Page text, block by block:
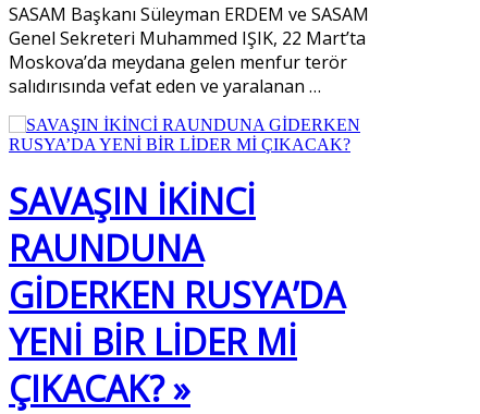
SASAM Başkanı Süleyman ERDEM ve SASAM
Genel Sekreteri Muhammed IŞIK, 22 Mart’ta
Moskova’da meydana gelen menfur terör
salıdırısında vefat eden ve yaralanan …
SAVAŞIN İKİNCİ
RAUNDUNA
GİDERKEN RUSYA’DA
YENİ BİR LİDER Mİ
ÇIKACAK? »